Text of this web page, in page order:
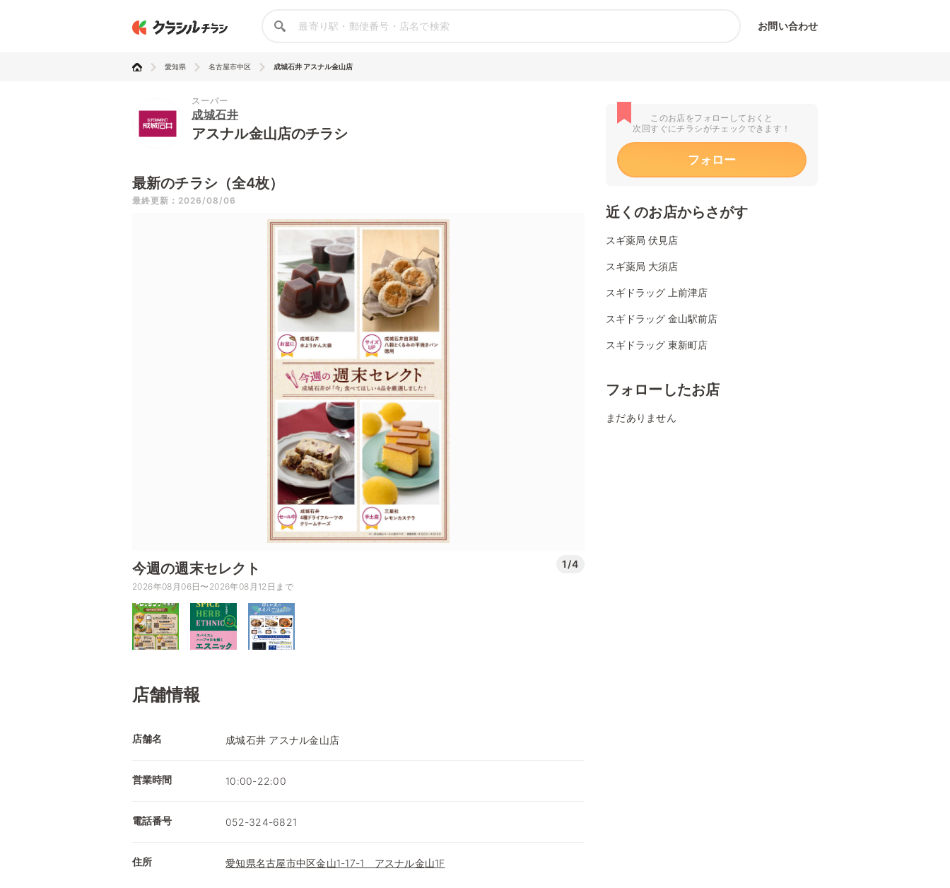
お問い合わせ
愛知県 名古屋市中区 成城石井 アスナル金山店
スーパー
成城石井
アスナル金山店のチラシ
最新のチラシ（全4枚）
最終更新：2026/08/06
今週の週末セレクト 1/4
2026年08月06日〜2026年08月12日まで
店舗情報
店舗名 成城石井 アスナル金山店
営業時間 10:00-22:00
電話番号 052-324-6821
住所 愛知県名古屋市中区金山1-17-1 アスナル金山1F
このお店をフォローしておくと
次回すぐにチラシがチェックできます！
フォロー
近くのお店からさがす
スギ薬局 伏見店
スギ薬局 大須店
スギドラッグ 上前津店
スギドラッグ 金山駅前店
スギドラッグ 東新町店
フォローしたお店
まだありません